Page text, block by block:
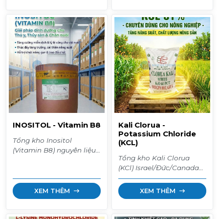
heo/bò/gà ăn nhiều, át
mùi thuốc hiệu quả. Bao
25kg giá sỉ.
nguồn nước và tẩy trắng
nông sản. Can 30kg/35kg
giá sỉ.
INOSITOL - Vitamin B8
Tổng kho Inositol
(Vitamin B8) nguyên liệu
nhiễm mỡ, tăng cường
miễn dịch và giúp tôm cá
lớn nhanh. Hàng thùng
XEM THÊM
Kali Clorua -
Potassium Chloride
(KCL)
Tổng kho Kali Clorua
(KCl) Israel/Đức/Canada
(Dạng bột trắng). Chuyên
dùng tạt ao trị cong thân
đục cơ cho tôm, làm
trái và nguyên liệu thức
XEM THÊM